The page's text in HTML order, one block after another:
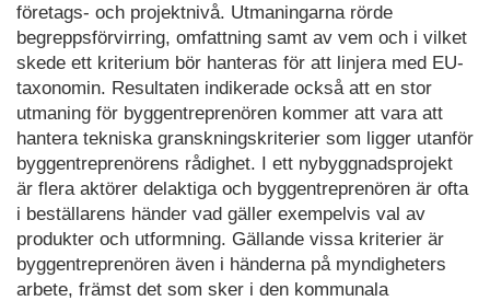
företags- och projektnivå. Utmaningarna rörde
begreppsförvirring, omfattning samt av vem och i vilket
skede ett kriterium bör hanteras för att linjera med EU-
taxonomin. Resultaten indikerade också att en stor
utmaning för byggentreprenören kommer att vara att
hantera tekniska granskningskriterier som ligger utanför
byggentreprenörens rådighet. I ett nybyggnadsprojekt
är flera aktörer delaktiga och byggentreprenören är ofta
i beställarens händer vad gäller exempelvis val av
produkter och utformning. Gällande vissa kriterier är
byggentreprenören även i händerna på myndigheters
arbete, främst det som sker i den kommunala